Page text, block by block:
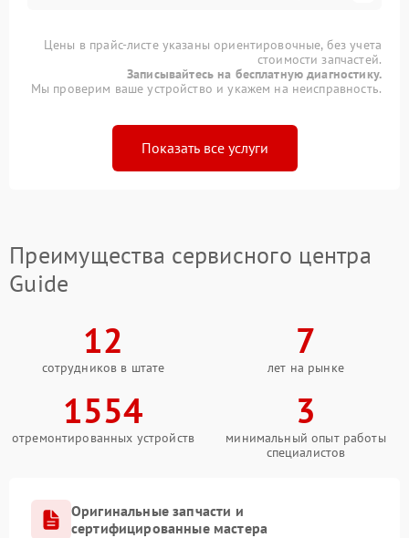
Цены в прайс-листе указаны ориентировочные, без учета
стоимости запчастей.
Записывайтесь на бесплатную диагностику.
Мы проверим ваше устройство и укажем на неисправность.
Показать все услуги
Преимущества сервисного центра
Guide
12
сотрудников в штате
7
лет на рынке
1554
отремонтированных устройств
3
минимальный опыт работы
специалистов
Оригинальные запчасти и
сертифицированные мастера